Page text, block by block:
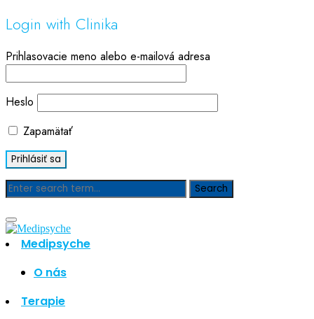
Login with Clinika
Prihlasovacie meno alebo e-mailová adresa
Heslo
Zapamätať
Medipsyche
O nás
Terapie
Blog
Hľadať
Najnovšie články